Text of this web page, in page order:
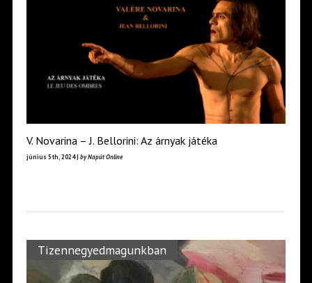
V. Novarina – J. Bellorini: Az árnyak játéka
június 5th, 2024 | by Napút Online
Tizennegyedmagunkban